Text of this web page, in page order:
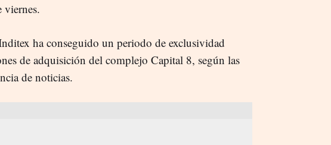
viernes.
ha conseguido un periodo de exclusividad
de adquisición del complejo Capital 8, según las
de noticias.